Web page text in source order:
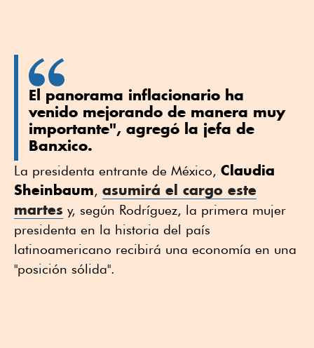
El panorama inflacionario ha
venido mejorando de manera muy
importante", agregó la jefa de
Banxico.
La presidenta entrante de México, Claudia
Sheinbaum, asumirá el cargo este
martes y, según Rodríguez, la primera mujer
presidenta en la historia del país
latinoamericano recibirá una economía en una
"posición sólida".